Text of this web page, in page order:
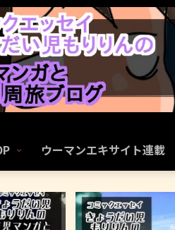
ウーマンエキサイト連載